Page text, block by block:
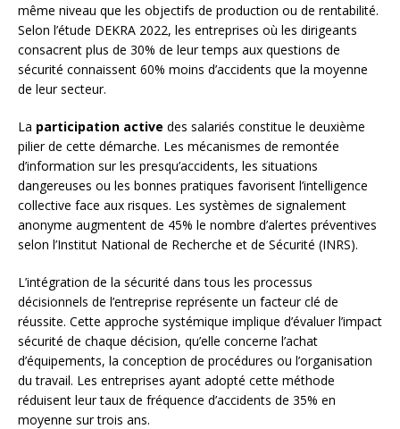
même niveau que les objectifs de production ou de rentabilité.
Selon l’étude DEKRA 2022, les entreprises où les dirigeants
consacrent plus de 30% de leur temps aux questions de
sécurité connaissent 60% moins d’accidents que la moyenne
de leur secteur.
La participation active des salariés constitue le deuxième
pilier de cette démarche. Les mécanismes de remontée
d’information sur les presqu’accidents, les situations
dangereuses ou les bonnes pratiques favorisent l’intelligence
collective face aux risques. Les systèmes de signalement
anonyme augmentent de 45% le nombre d’alertes préventives
selon l’Institut National de Recherche et de Sécurité (INRS).
L’intégration de la sécurité dans tous les processus
décisionnels de l’entreprise représente un facteur clé de
réussite. Cette approche systémique implique d’évaluer l’impact
sécurité de chaque décision, qu’elle concerne l’achat
d’équipements, la conception de procédures ou l’organisation
du travail. Les entreprises ayant adopté cette méthode
réduisent leur taux de fréquence d’accidents de 35% en
moyenne sur trois ans.